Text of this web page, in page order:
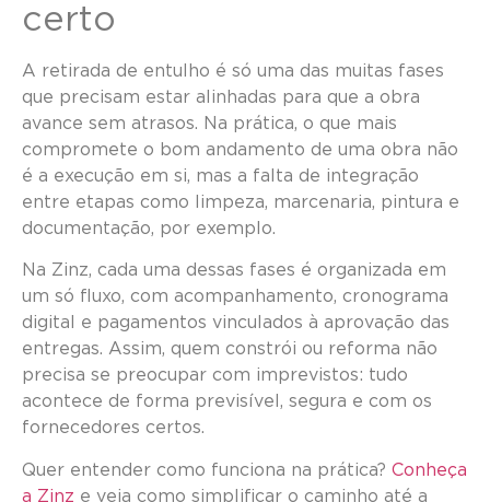
certo
A retirada de entulho é só uma das muitas fases
que precisam estar alinhadas para que a obra
avance sem atrasos. Na prática, o que mais
compromete o bom andamento de uma obra não
é a execução em si, mas a falta de integração
entre etapas como limpeza, marcenaria, pintura e
documentação, por exemplo.
Na Zinz, cada uma dessas fases é organizada em
um só fluxo, com acompanhamento, cronograma
digital e pagamentos vinculados à aprovação das
entregas. Assim, quem constrói ou reforma não
precisa se preocupar com imprevistos: tudo
acontece de forma previsível, segura e com os
fornecedores certos.
Quer entender como funciona na prática? Conheça
a Zinz e veja como simplificar o caminho até a